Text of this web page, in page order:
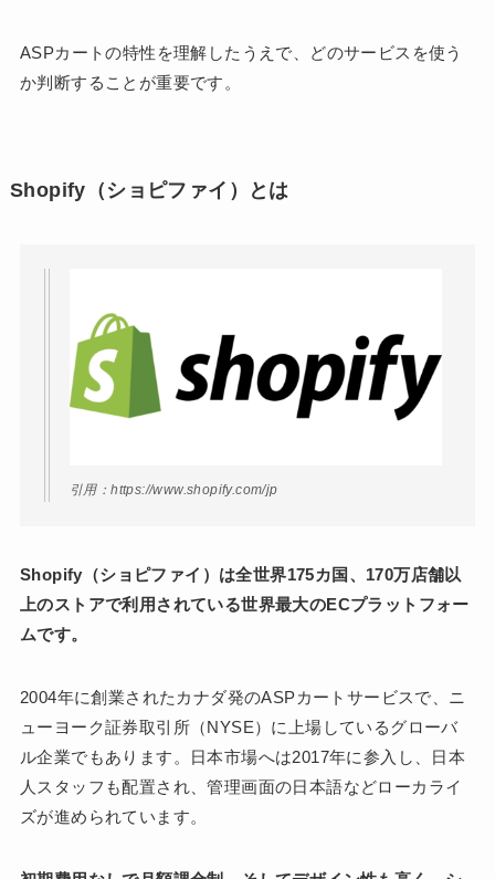
ASPカートの特性を理解したうえで、どのサービスを使う
か判断することが重要です。
Shopify（ショピファイ）とは
引用：https://www.shopify.com/jp
Shopify（ショピファイ）は全世界175カ国、170万店舗以
上のストアで利用されている世界最大のECプラットフォー
ムです。
2004年に創業されたカナダ発のASPカートサービスで、ニ
ューヨーク証券取引所（NYSE）に上場しているグローバ
ル企業でもあります。日本市場へは2017年に参入し、日本
人スタッフも配置され、管理画面の日本語などローカライ
ズが進められています。